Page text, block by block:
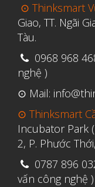
⊙ Thinksmart
Giao, TT. Ngãi
Tàu.
0968 968
nghệ )
⊙ Mail:
⊙ Thinksmart
Incubator Park
2, P. Phước
0787 896
vấn công nghệ )